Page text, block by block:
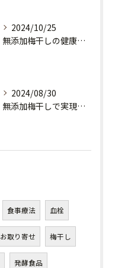
2024/10/25
無添加梅干しの健康効果と選び方
2024/08/30
無添加梅干しで実現する健康維持
食事療法 血栓
お取り寄せ 梅干し
発酵食品